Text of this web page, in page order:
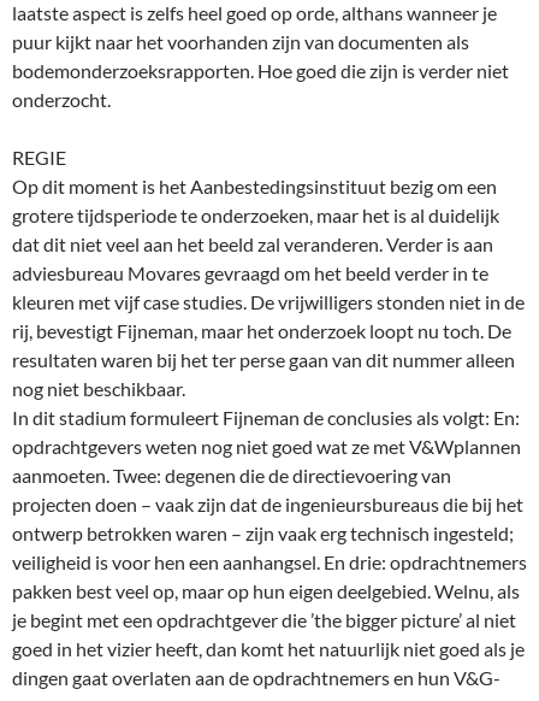
laatste aspect is zelfs heel goed op orde, althans wanneer je
puur kijkt naar het voorhanden zijn van documenten als
bodemonderzoeksrapporten. Hoe goed die zijn is verder niet
onderzocht.
REGIE
Op dit moment is het Aanbestedingsinstituut bezig om een
grotere tijdsperiode te onderzoeken, maar het is al duidelijk
dat dit niet veel aan het beeld zal veranderen. Verder is aan
adviesbureau Movares gevraagd om het beeld verder in te
kleuren met vijf case studies. De vrijwilligers stonden niet in de
rij, bevestigt Fijneman, maar het onderzoek loopt nu toch. De
resultaten waren bij het ter perse gaan van dit nummer alleen
nog niet beschikbaar.
In dit stadium formuleert Fijneman de conclusies als volgt: En:
opdrachtgevers weten nog niet goed wat ze met V&Wplannen
aanmoeten. Twee: degenen die de directievoering van
projecten doen – vaak zijn dat de ingenieursbureaus die bij het
ontwerp betrokken waren – zijn vaak erg technisch ingesteld;
veiligheid is voor hen een aanhangsel. En drie: opdrachtnemers
pakken best veel op, maar op hun eigen deelgebied. Welnu, als
je begint met een opdrachtgever die ’the bigger picture’ al niet
goed in het vizier heeft, dan komt het natuurlijk niet goed als je
dingen gaat overlaten aan de opdrachtnemers en hun V&G-